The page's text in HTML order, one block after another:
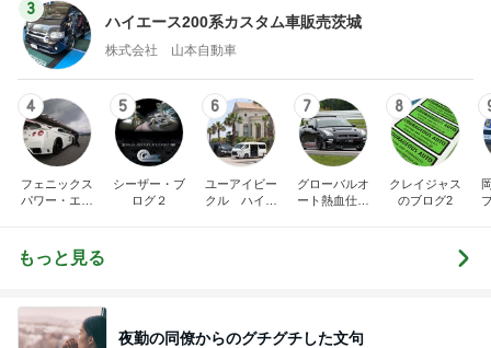
3
ハイエース200系カスタム車販売茨城
株式会社 山本自動車
4
フェニックス
パワー・エチ
5
シーザー・ブ
ログ２
6
ユーアイビー
クル ハイエ
7
グローバルオ
ート熱血仕入
8
クレイジャス
のブログ2
もっと見る
夜勤の同僚からのグチグチした文句